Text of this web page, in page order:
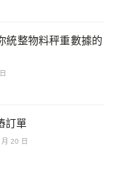
統整物料秤重數據的
訂單
20 日